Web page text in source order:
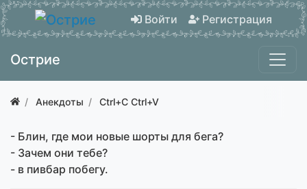
Войти Регистрация
Острие
Анекдоты Ctrl+C Ctrl+V
- Блин, где мои новые шорты для бега?
- Зачем они тебе?
- в пивбар побегу.